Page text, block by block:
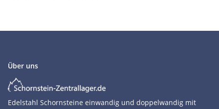
Über uns
Edelstahl Schornsteine einwandig und doppelwandig mit